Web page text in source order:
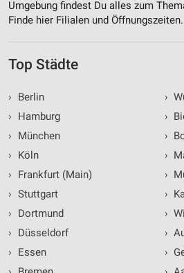
Umgebung findest Du alles zum
Finde hier Filialen und Öffnungszeiten.
Top Städte
›
Berlin
›
Hamburg
›
München
›
Köln
›
Frankfurt (Main)
› Stuttgart
›
Dortmund
›
Düsseldorf
›
Essen
›
›
›
›
›
›
›
›
›